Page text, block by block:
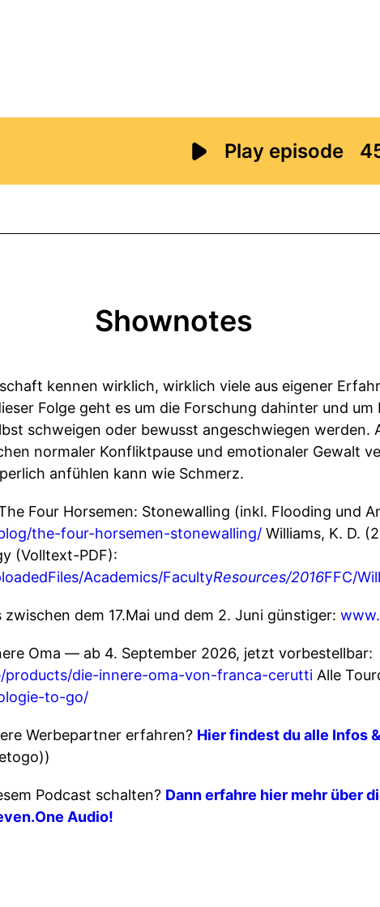
Shownotes
kennen wirklich, wirklich viele aus eigener
Folge geht es um die Forschung dahinter und um
schweigen oder bewusst angeschwiegen werden.
normaler Konfliktpause und emotionaler Gewalt
anfühlen kann wie Schmerz.
Four Horsemen: Stonewalling (inkl. Flooding und
the-four-horsemen-stonewalling/ Williams, K. D.
(Volltext-PDF):
Academics/FacultyResources/2016FFC/
zwischen dem 17.Mai und dem 2. Juni günstiger:
Oma — ab 4. September 2026, jetzt vorbestellbar:
die-innere-oma-von-franca-cerutti Alle
to-go/
Werbepartner erfahren? Hier findest du alle Infos
Podcast schalten? Dann erfahre hier mehr über
Audio!